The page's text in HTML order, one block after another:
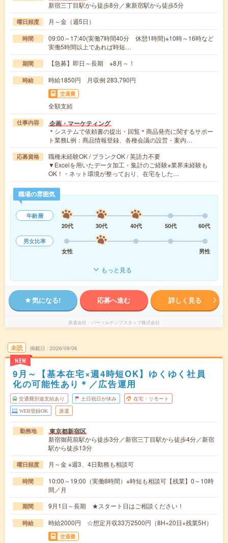
新宿三丁目駅から徒歩8分／東新宿駅から徒歩5分
曜日頻度 月～金（週5日）
時間
09:00～17:40(実働7時間40分 休憩1時間)※10時～16時など
実働5時間以上であれば時短…
期間 【急募】即日～長期 ※8月～！
時給 時給1850円 月収例 283,790円
交通費
全額支給
仕事内容 企画・マーケティング
＊システムで依頼書の提出・回覧＊商品発売に関するサポー
ト業務L例：商品情報登録、各種会議の設営・案内…
応募資格
職種未経験OK / ブランクOK / 英語力不要
▼Excelを用いたデータ加工・集計のご経験※業界未経験も
OK！・ネット環境が整っており、在宅をした…
職場の雰囲気
年齢層
20代
30代 40代 50代
60代
男女比率
女性
男性
もっと見る
気になる! 応募へ進む 詳しく見る
派遣会社 パーソルテンプスタッフ株式会社
未読
NEW
掲載日 2026/08/06
9月～【基本在宅×週4時短OK】ゆくゆく社員
化の可能性あり＊／広告運用
交通費別途支給あり 土日祝日が休み 在宅・リモート
WEB登録OK 派遣
勤務地 東京都新宿区
新宿御苑前駅から徒歩3分／新宿三丁目駅から徒歩4分／新宿
駅から徒歩13分
曜日頻度 月～金 ※週3、4日勤務も相談可
時間
10:00～19:00（実働8時間）※時短も相談可【残業】0～10時
間／月
期間 9月1日～長期 ★スタート日はご相談ください！
時給 時給2000円 ☆想定月収33万2500円（8H×20日+残業5H）
交通費